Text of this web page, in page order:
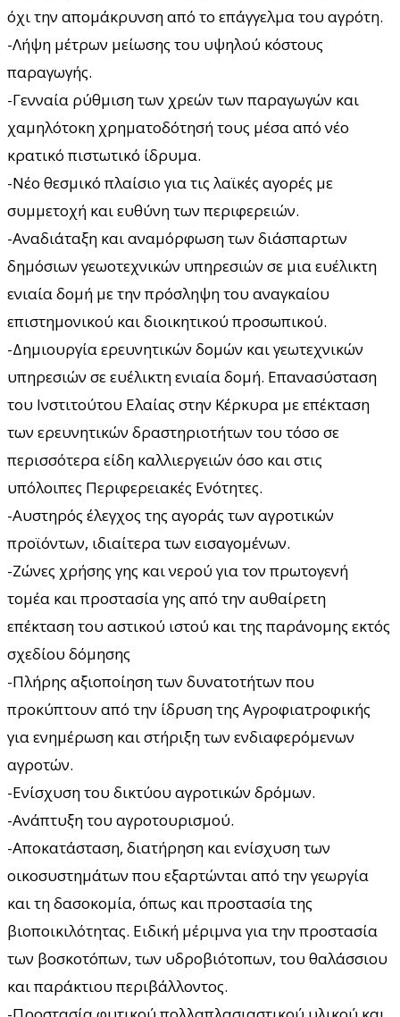
όχι την απομάκρυνση από το επάγγελμα του αγρότη.
-Λήψη μέτρων μείωσης του υψηλού κόστους
παραγωγής.
-Γενναία ρύθμιση των χρεών των παραγωγών και
χαμηλότοκη χρηματοδότησή τους μέσα από νέο
κρατικό πιστωτικό ίδρυμα.
-Νέο θεσμικό πλαίσιο για τις λαϊκές αγορές με
συμμετοχή και ευθύνη των περιφερειών.
-Αναδιάταξη και αναμόρφωση των διάσπαρτων
δημόσιων γεωοτεχνικών υπηρεσιών σε μια ευέλικτη
ενιαία δομή με την πρόσληψη του αναγκαίου
επιστημονικού και διοικητικού προσωπικού.
-Δημιουργία ερευνητικών δομών και γεωτεχνικών
υπηρεσιών σε ευέλικτη ενιαία δομή. Επανασύσταση
του Ινστιτούτου Ελαίας στην Κέρκυρα με επέκταση
των ερευνητικών δραστηριοτήτων του τόσο σε
περισσότερα είδη καλλιεργειών όσο και στις
υπόλοιπες Περιφερειακές Ενότητες.
-Αυστηρός έλεγχος της αγοράς των αγροτικών
προϊόντων, ιδιαίτερα των εισαγομένων.
-Ζώνες χρήσης γης και νερού για τον πρωτογενή
τομέα και προστασία γης από την αυθαίρετη
επέκταση του αστικού ιστού και της παράνομης εκτός
σχεδίου δόμησης
-Πλήρης αξιοποίηση των δυνατοτήτων που
προκύπτουν από την ίδρυση της Αγροφιατροφικής
για ενημέρωση και στήριξη των ενδιαφερόμενων
αγροτών.
-Ενίσχυση του δικτύου αγροτικών δρόμων.
-Ανάπτυξη του αγροτουρισμού.
-Αποκατάσταση, διατήρηση και ενίσχυση των
οικοσυστημάτων που εξαρτώνται από την γεωργία
και τη δασοκομία, όπως και προστασία της
βιοποικιλότητας. Ειδική μέριμνα για την προστασία
των βοσκοτόπων, των υδροβιότοπων, του θαλάσσιου
και παράκτιου περιβάλλοντος.